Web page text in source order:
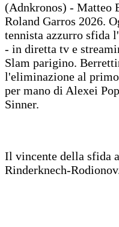
(Adnkronos) - Matteo
Roland Garros 2026.
tennista azzurro sfida
- in diretta tv e
Slam parigino.
l'eliminazione al
per mano di Alexei
Sinner.
Il vincente della sfida
Rinderknech-